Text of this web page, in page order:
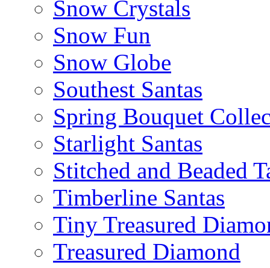
Snow Crystals
Snow Fun
Snow Globe
Southest Santas
Spring Bouquet
Starlight Santas
Stitched and Beaded
Timberline Santas
Tiny Treasured
Treasured Diamond